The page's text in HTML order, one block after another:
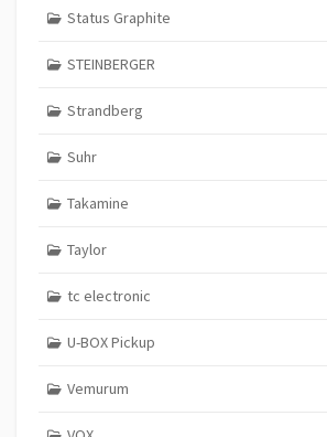
Status Graphite
STEINBERGER
Strandberg
Suhr
Takamine
Taylor
tc electronic
U-BOX Pickup
Vemurum